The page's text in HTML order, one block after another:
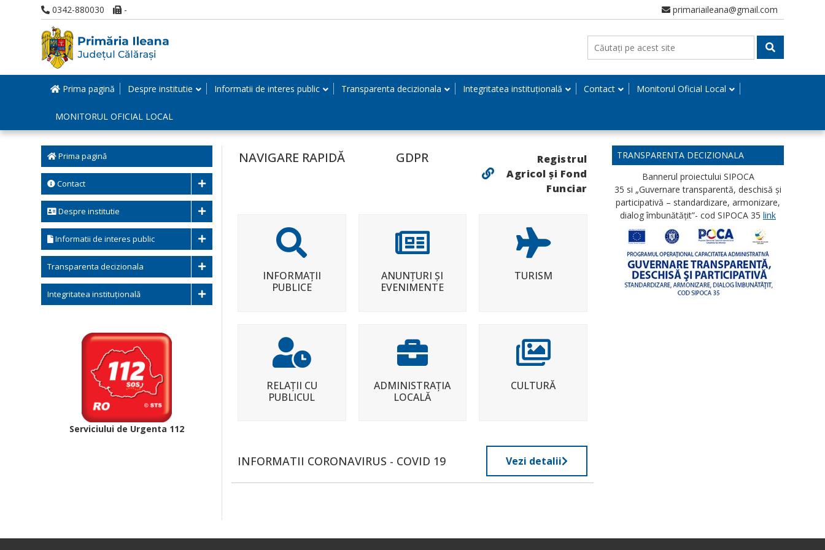
0342-880030 - primariaileana@gmail.com
Prima pagină Despre institutie Informatii de interes public Transparenta decizionala Integritatea instituțională Contact Monitorul Oficial Local
MONITORUL OFICIAL LOCAL
Prima pagină
Contact
Despre institutie
Informatii de interes public
Transparenta decizionala
Integritatea instituțională
Serviciului de Urgenta 112
NAVIGARE RAPIDĂ GDPR
Registrul
Agricol și Fond
Funciar
INFORMAȚII
PUBLICE
ANUNȚURI ȘI
EVENIMENTE
TURISM
RELAȚII CU
PUBLICUL
ADMINISTRAȚIA
LOCALĂ
CULTURĂ
INFORMATII CORONAVIRUS - COVID 19 Vezi detalii
TRANSPARENTA DECIZIONALA
Bannerul proiectului SIPOCA
35 si „Guvernare transparentă, deschisă și
participativă – standardizare, armonizare,
dialog îmbunătățit”- cod SIPOCA 35 link